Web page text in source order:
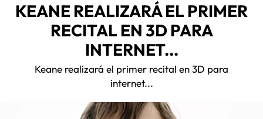
KEANE REALIZARÁ EL PRIMER
RECITAL EN 3D PARA
INTERNET...
Keane realizará el primer recital en 3D para
internet...